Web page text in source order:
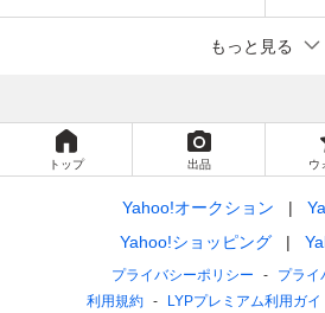
もっと見る
トップ 出品 ウ
Yahoo!オークション
Yahoo!ショッピング
プライバシーポリシー
プライ
利用規約
LYPプレミアム利用ガイ